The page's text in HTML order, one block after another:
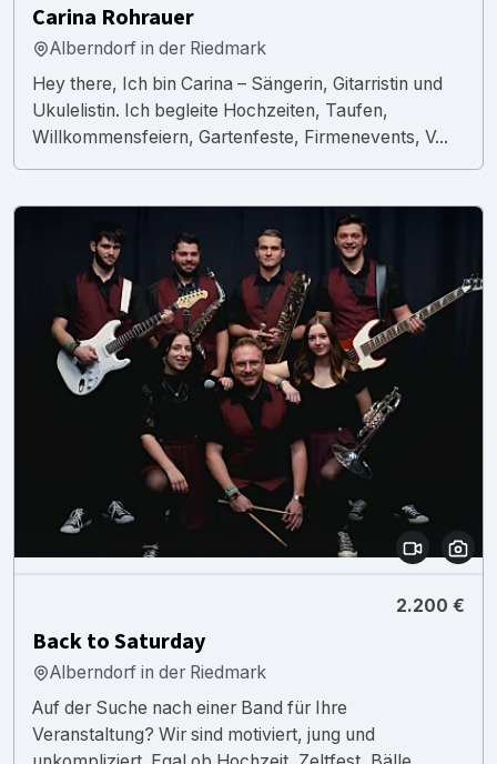
Carina Rohrauer
Alberndorf in der Riedmark
Hey there, Ich bin Carina – Sängerin, Gitarristin und
Ukulelistin. Ich begleite Hochzeiten, Taufen,
Willkommensfeiern, Gartenfeste, Firmenevents, V...
2.200 €
Back to Saturday
Alberndorf in der Riedmark
Auf der Suche nach einer Band für Ihre
Veranstaltung? Wir sind motiviert, jung und